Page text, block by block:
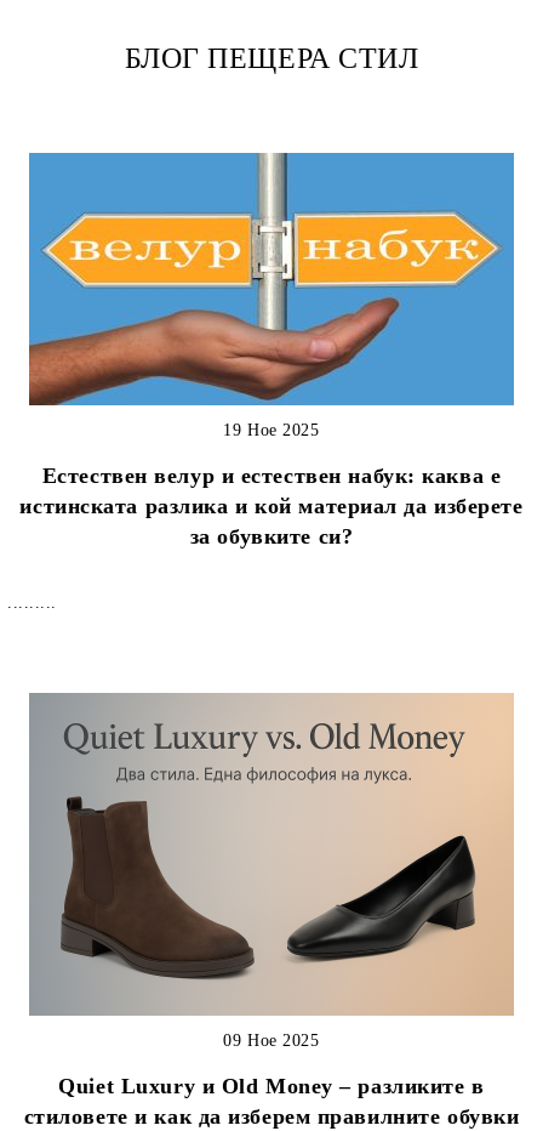
БЛОГ ПЕЩЕРА СТИЛ
Естествен велур и естествен набук: каква е
истинската разлика и кой материал да изберете
за обувките си?
19 Ное 2025
.........
Quiet Luxury и Old Money – разликите в
стиловете и как да изберем правилните обувки
09 Ное 2025